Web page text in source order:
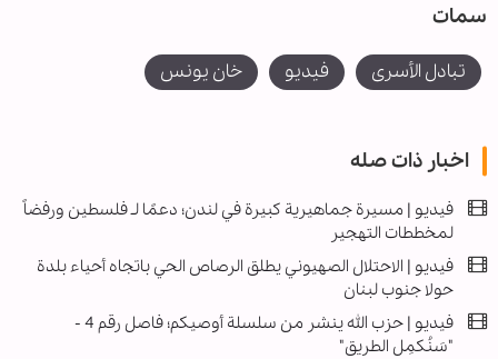
سمات
تبادل الأسرى فیدیو خان يونس
اخبار ذات صله
فيديو | مسيرة جماهيرية كبيرة في لندن؛ دعمًا لـ فلسطين ورفضاً
لمخططات التهجير
فيديو | الاحتلال الصهيوني يطلق الرصاص الحي باتجاه أحياء بلدة
حولا جنوب لبنان
فيديو | حزب الله ينشر من سلسلة أوصيكم؛ فاصل رقم 4 -
"سَنُكمِل الطريق"